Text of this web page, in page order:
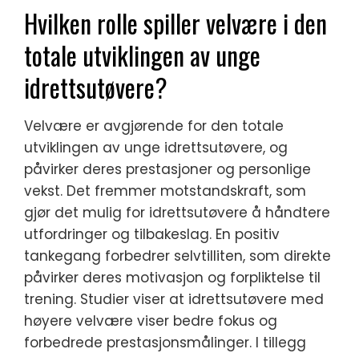
Hvilken rolle spiller velvære i den
totale utviklingen av unge
idrettsutøvere?
Velvære er avgjørende for den totale
utviklingen av unge idrettsutøvere, og
påvirker deres prestasjoner og personlige
vekst. Det fremmer motstandskraft, som
gjør det mulig for idrettsutøvere å håndtere
utfordringer og tilbakeslag. En positiv
tankegang forbedrer selvtilliten, som direkte
påvirker deres motivasjon og forpliktelse til
trening. Studier viser at idrettsutøvere med
høyere velvære viser bedre fokus og
forbedrede prestasjonsmålinger. I tillegg